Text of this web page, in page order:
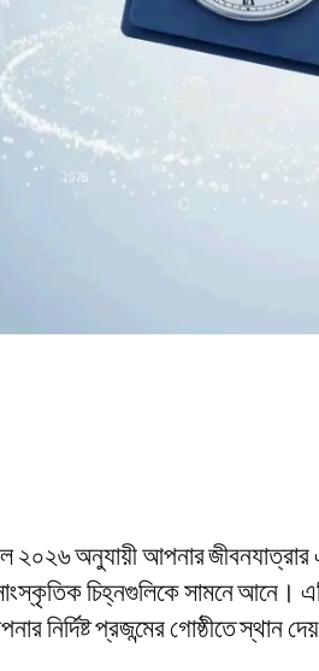
অনুযায়ী আপনার জীবনযাত্রার
চিহ্নগুলিকে সামনে আনে।
প্রজন্মের গোষ্ঠীতে স্থান